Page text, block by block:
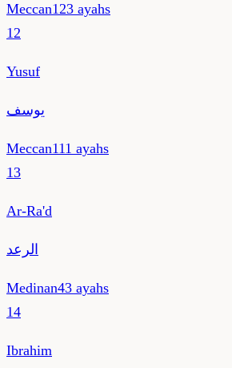
Meccan123 ayahs
12
Yusuf
يوسف
Meccan111 ayahs
13
Ar-Ra'd
الرعد
Medinan43 ayahs
14
Ibrahim